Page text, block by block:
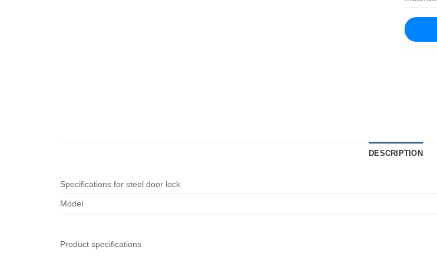
DESCRIPTION
Specifications for steel door lock
Model
Product specifications